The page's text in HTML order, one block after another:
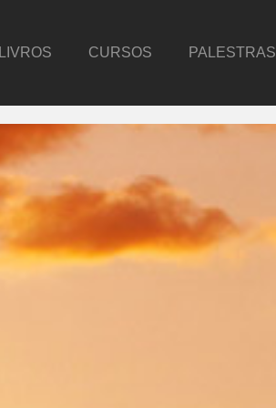
LIVROS CURSOS PALESTRAS